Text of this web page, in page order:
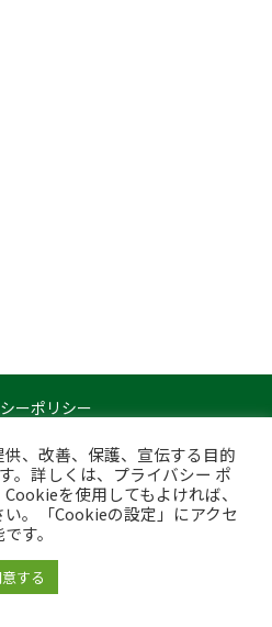
ーポリシー
Association. All rights reserved.
、改善、保護、宣伝する目的
。詳しくは、プライバシー ポ
を使用してもよければ、
い。「Cookieの設定」にアクセ
す。
する